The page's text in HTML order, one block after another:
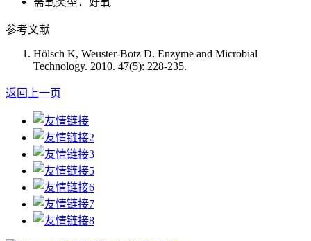
参考文献
Hölsch K, Weuster-Botz D. Enzyme and Microbial
Technology. 2010. 47(5): 228-235.
返回上一页